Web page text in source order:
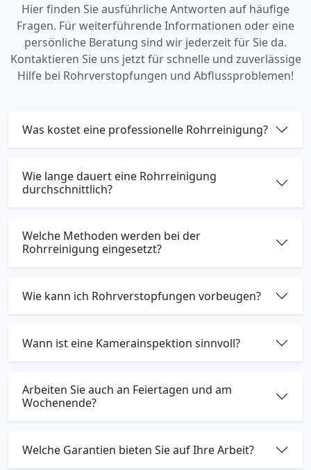
Hier finden Sie ausführliche Antworten auf häufige
Fragen. Für weiterführende Informationen oder eine
persönliche Beratung sind wir jederzeit für Sie da.
Kontaktieren Sie uns jetzt für schnelle und zuverlässige
Hilfe bei Rohrverstopfungen und Abflussproblemen!
Was kostet eine professionelle Rohrreinigung?
Wie lange dauert eine Rohrreinigung
durchschnittlich?
Welche Methoden werden bei der
Rohrreinigung eingesetzt?
Wie kann ich Rohrverstopfungen vorbeugen?
Wann ist eine Kamerainspektion sinnvoll?
Arbeiten Sie auch an Feiertagen und am
Wochenende?
Welche Garantien bieten Sie auf Ihre Arbeit?